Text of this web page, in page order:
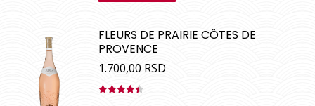
FLEURS DE PRAIRIE CÔTES DE
PROVENCE
1.700,00 RSD